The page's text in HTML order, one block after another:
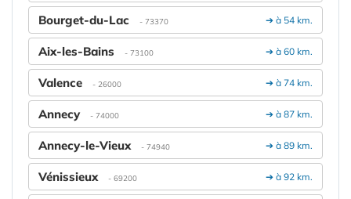
➔ à 54 km.
Bourget-du-Lac - 73370
➔ à 60 km.
Aix-les-Bains - 73100
➔ à 74 km.
Valence - 26000
➔ à 87 km.
Annecy - 74000
➔ à 89 km.
Annecy-le-Vieux - 74940
➔ à 92 km.
Vénissieux - 69200